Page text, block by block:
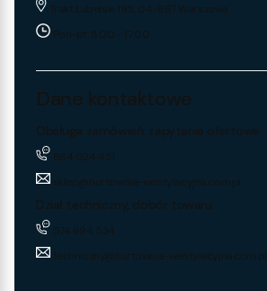
Trakt Lubelski 195, 04-667 Warszawa
Pon-pt: 8:00 - 17:00
Dane kontaktowe
Obsługa zamówień, zapytania ofertowe
884 024 451
sklep@hurtownia-wentylacyjna.com.pl
Dział techniczny, dobór towaru
574 694 534
techniczny@hurtownia-wentylacyjna.com.pl